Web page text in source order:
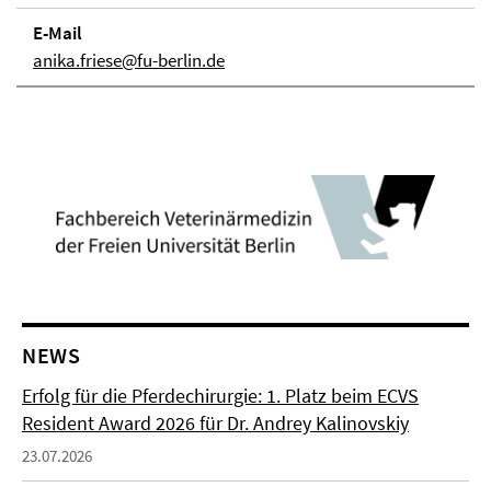
E-Mail
anika.friese@fu-berlin.de
NEWS
Erfolg für die Pferdechirurgie: 1. Platz beim ECVS
Resident Award 2026 für Dr. Andrey Kalinovskiy
23.07.2026